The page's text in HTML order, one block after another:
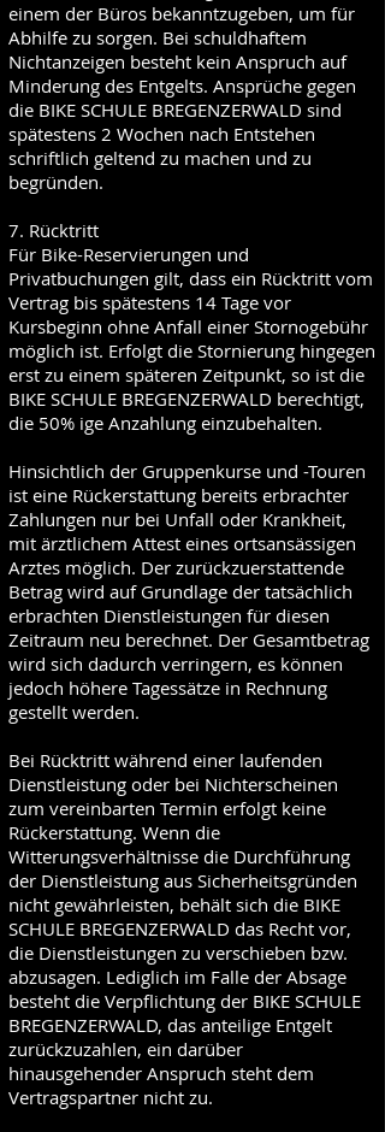
einem der Büros bekanntzugeben, um für
Abhilfe zu sorgen. Bei schuldhaftem
Nichtanzeigen besteht kein Anspruch auf
Minderung des Entgelts. Ansprüche gegen
die BIKE SCHULE BREGENZERWALD sind
spätestens 2 Wochen nach Entstehen
schriftlich geltend zu machen und zu
begründen.
7. Rücktritt
Für Bike-Reservierungen und
Privatbuchungen gilt, dass ein Rücktritt vom
Vertrag bis spätestens 14 Tage vor
Kursbeginn ohne Anfall einer Stornogebühr
möglich ist. Erfolgt die Stornierung hingegen
erst zu einem späteren Zeitpunkt, so ist die
BIKE SCHULE BREGENZERWALD berechtigt,
die 50% ige Anzahlung einzubehalten.
Hinsichtlich der Gruppenkurse und -Touren
ist eine Rückerstattung bereits erbrachter
Zahlungen nur bei Unfall oder Krankheit,
mit ärztlichem Attest eines ortsansässigen
Arztes möglich. Der zurückzuerstattende
Betrag wird auf Grundlage der tatsächlich
erbrachten Dienstleistungen für diesen
Zeitraum neu berechnet. Der Gesamtbetrag
wird sich dadurch verringern, es können
jedoch höhere Tagessätze in Rechnung
gestellt werden.
Bei Rücktritt während einer laufenden
Dienstleistung oder bei Nichterscheinen
zum vereinbarten Termin erfolgt keine
Rückerstattung. Wenn die
Witterungsverhältnisse die Durchführung
der Dienstleistung aus Sicherheitsgründen
nicht gewährleisten, behält sich die BIKE
SCHULE BREGENZERWALD das Recht vor,
die Dienstleistungen zu verschieben bzw.
abzusagen. Lediglich im Falle der Absage
besteht die Verpflichtung der BIKE SCHULE
BREGENZERWALD, das anteilige Entgelt
zurückzuzahlen, ein darüber
hinausgehender Anspruch steht dem
Vertragspartner nicht zu.